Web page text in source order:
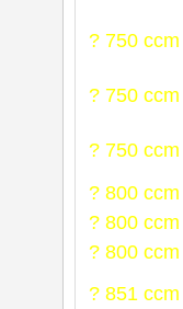
? 750 ccm
? 750 ccm
? 750 ccm
? 800 ccm
? 800 ccm
? 800 ccm
? 851 ccm